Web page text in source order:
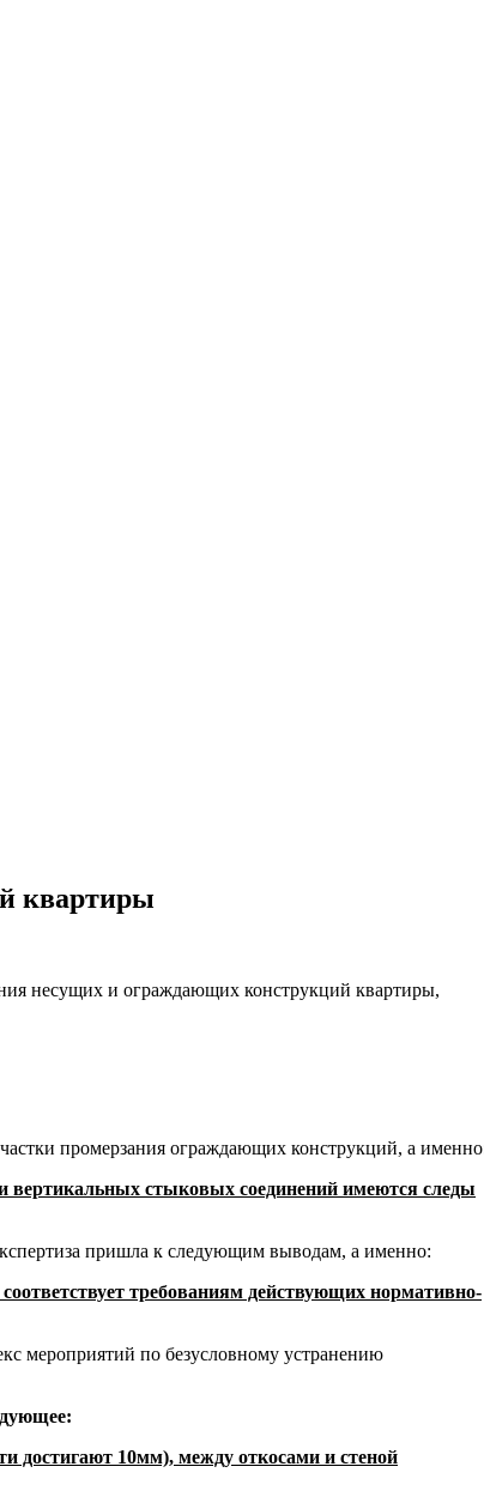
квартиры
несущих и ограждающих конструкций квартиры,
промерзания ограждающих конструкций, а
вертикальных стыковых соединений имеются следы
пришла к следующим выводам, а именно:
требованиям действующих нормативно-
мероприятий по безусловному устранению
достигают 10мм), между откосами и стеной